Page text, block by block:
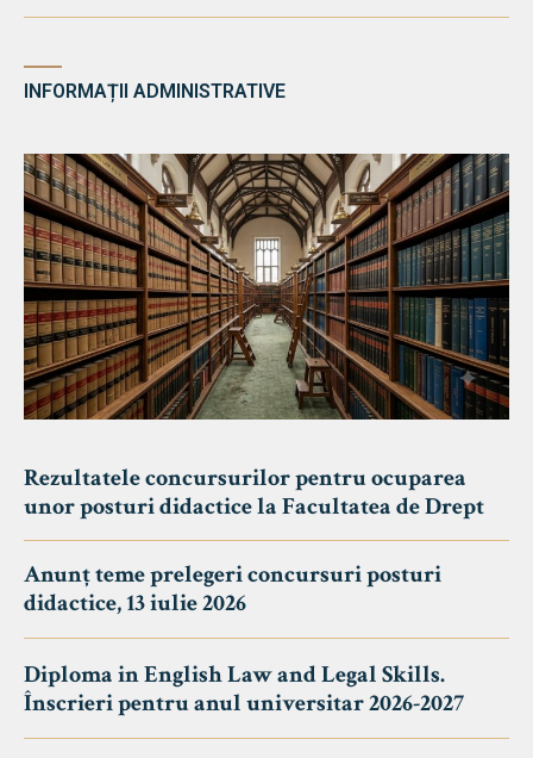
INFORMAȚII ADMINISTRATIVE
Rezultatele concursurilor pentru ocuparea
unor posturi didactice la Facultatea de Drept
Anunț teme prelegeri concursuri posturi
didactice, 13 iulie 2026
Diploma in English Law and Legal Skills.
Înscrieri pentru anul universitar 2026-2027